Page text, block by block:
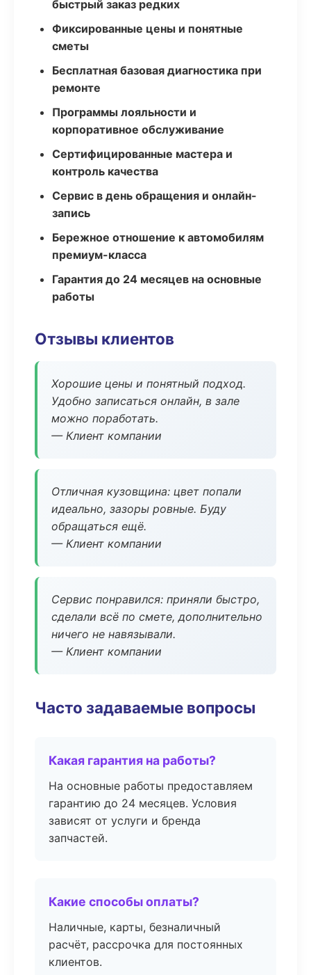
быстрый заказ редких
Фиксированные цены и понятные
сметы
Бесплатная базовая диагностика при
ремонте
Программы лояльности и
корпоративное обслуживание
Сертифицированные мастера и
контроль качества
Сервис в день обращения и онлайн-
запись
Бережное отношение к автомобилям
премиум-класса
Гарантия до 24 месяцев на основные
работы
Отзывы клиентов
Хорошие цены и понятный подход.
Удобно записаться онлайн, в зале
можно поработать.
— Клиент компании
Отличная кузовщина: цвет попали
идеально, зазоры ровные. Буду
обращаться ещё.
— Клиент компании
Сервис понравился: приняли быстро,
сделали всё по смете, дополнительно
ничего не навязывали.
— Клиент компании
Часто задаваемые вопросы
Какая гарантия на работы?
На основные работы предоставляем
гарантию до 24 месяцев. Условия
зависят от услуги и бренда
запчастей.
Какие способы оплаты?
Наличные, карты, безналичный
расчёт, рассрочка для постоянных
клиентов.